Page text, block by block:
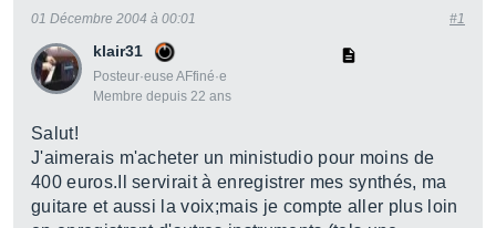
klair31
Posteur·euse AFfiné·e
Membre depuis 22 ans
01 Décembre 2004 à 00:01 #1
Salut!
J'aimerais m'acheter un ministudio pour moins de
400 euros.Il servirait à enregistrer mes synthés, ma
guitare et aussi la voix;mais je compte aller plus loin